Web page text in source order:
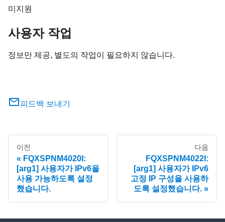
미지원
사용자 작업
정보만 제공, 별도의 작업이 필요하지 않습니다.
피드백 보내기
이전
FQXSPNM4020I:
[arg1] 사용자가 IPv6을
사용 가능하도록 설정
했습니다.
다음
FQXSPNM4022I:
[arg1] 사용자가 IPv6
고정 IP 구성을 사용하
도록 설정했습니다.